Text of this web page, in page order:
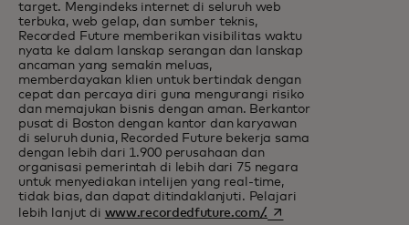
target. Mengindeks internet di seluruh web
terbuka, web gelap, dan sumber teknis,
Recorded Future memberikan visibilitas waktu
nyata ke dalam lanskap serangan dan lanskap
ancaman yang semakin meluas,
memberdayakan klien untuk bertindak dengan
cepat dan percaya diri guna mengurangi risiko
dan memajukan bisnis dengan aman. Berkantor
pusat di Boston dengan kantor dan karyawan
di seluruh dunia, Recorded Future bekerja sama
dengan lebih dari 1.900 perusahaan dan
organisasi pemerintah di lebih dari 75 negara
untuk menyediakan intelijen yang real-time,
tidak bias, dan dapat ditindaklanjuti. Pelajari
lebih lanjut di www.recordedfuture.com/. opens in a new tab